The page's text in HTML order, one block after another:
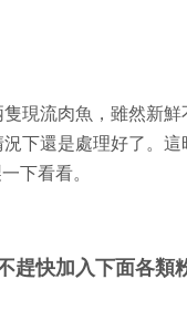
現流肉魚，雖然新
下還是處理好了。
下看看。
趕快加入下面各類